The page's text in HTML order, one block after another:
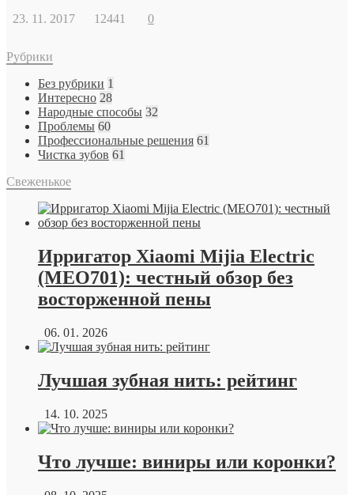
23. 11. 2017
12441 0
Рубрики
Без рубрики 1
Интересно 28
Народные способы 32
Проблемы 60
Профессиональные решения 61
Чистка зубов 61
Свеженькое
Ирригатор Xiaomi Mijia Electric
(MEO701): честный обзор без
восторженной пены
06. 01. 2026
Лучшая зубная нить: рейтинг
14. 10. 2025
Что лучше: виниры или коронки?